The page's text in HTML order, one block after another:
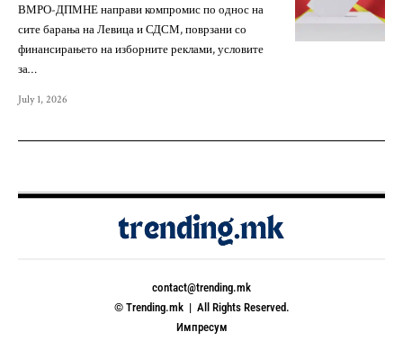
ВМРО-ДПМНЕ направи компромис по однос на
сите барања на Левица и СДСМ, поврзани со
финансирањето на изборните реклами, условите
за…
July 1, 2026
contact@trending.mk
© Trending.mk | All Rights Reserved.
Импресум